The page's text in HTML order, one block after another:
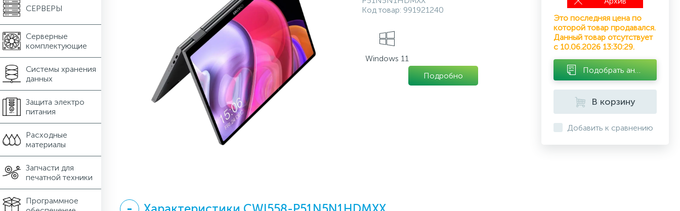
СЕРВЕРЫ
Серверные
комплектующие
Системы хранения
данных
Защита электро
питания
Расходные
материалы
Запчасти для
печатной техники
Программное
Код товар: 991921240
Windows 11
Подробно
Это последняя цена по
которой товар продавался.
Данный товар отсутствует
с 10.06.2026 13:30:29.
В корзину
Добавить к сравнению